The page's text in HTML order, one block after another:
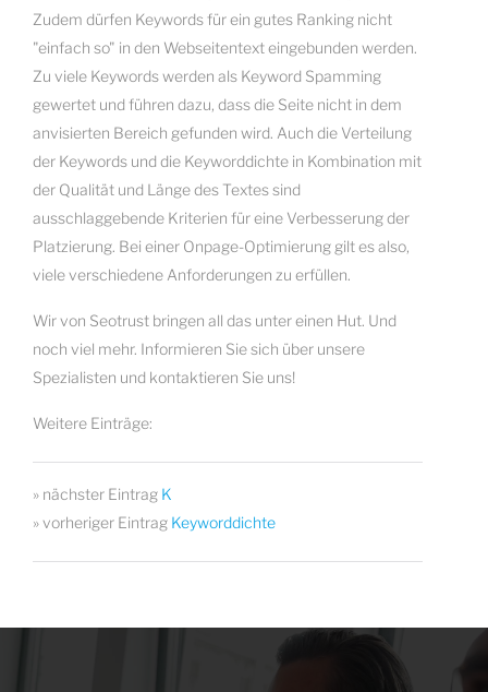
Zudem dürfen Keywords für ein gutes Ranking nicht
"einfach so" in den Webseitentext eingebunden werden.
Zu viele Keywords werden als Keyword Spamming
gewertet und führen dazu, dass die Seite nicht in dem
anvisierten Bereich gefunden wird. Auch die Verteilung
der Keywords und die Keyworddichte in Kombination mit
der Qualität und Länge des Textes sind
ausschlaggebende Kriterien für eine Verbesserung der
Platzierung. Bei einer Onpage-Optimierung gilt es also,
viele verschiedene Anforderungen zu erfüllen.
Wir von Seotrust bringen all das unter einen Hut. Und
noch viel mehr. Informieren Sie sich über unsere
Spezialisten und kontaktieren Sie uns!
Weitere Einträge:
» nächster Eintrag K
» vorheriger Eintrag Keyworddichte